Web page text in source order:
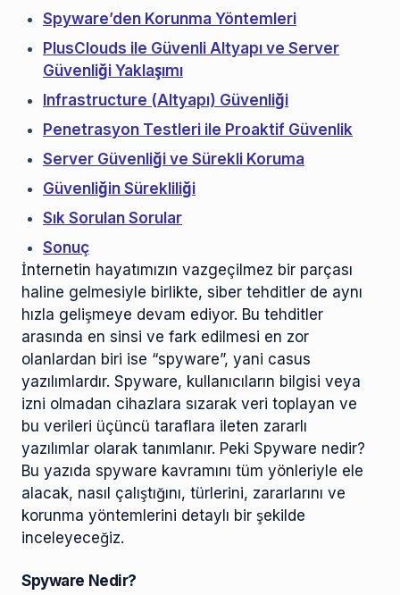
Spyware’den Korunma Yöntemleri
PlusClouds ile Güvenli Altyapı ve Server
Güvenliği Yaklaşımı
Infrastructure (Altyapı) Güvenliği
Penetrasyon Testleri ile Proaktif Güvenlik
Server Güvenliği ve Sürekli Koruma
Güvenliğin Sürekliliği
Sık Sorulan Sorular
Sonuç
İnternetin hayatımızın vazgeçilmez bir parçası
haline gelmesiyle birlikte, siber tehditler de aynı
hızla gelişmeye devam ediyor. Bu tehditler
arasında en sinsi ve fark edilmesi en zor
olanlardan biri ise “spyware”, yani casus
yazılımlardır. Spyware, kullanıcıların bilgisi veya
izni olmadan cihazlara sızarak veri toplayan ve
bu verileri üçüncü taraflara ileten zararlı
yazılımlar olarak tanımlanır. Peki Spyware nedir?
Bu yazıda spyware kavramını tüm yönleriyle ele
alacak, nasıl çalıştığını, türlerini, zararlarını ve
korunma yöntemlerini detaylı bir şekilde
inceleyeceğiz.
Spyware Nedir?